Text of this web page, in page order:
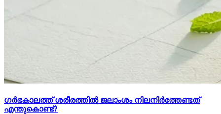
ഗർഭകാലത്ത് ശരീരത്തിൽ ജലാംശം നിലനിർത്തേണ്ടത്
എന്തുകൊണ്ട്?